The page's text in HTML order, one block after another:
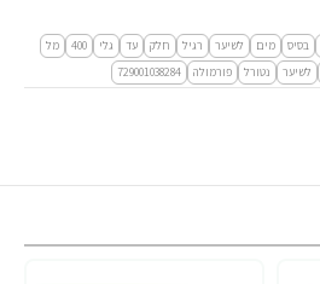
בסיס מים לשיער רגיל חלק עד גלי 400
מל
לשיער נטורל פורמולה 729001038284